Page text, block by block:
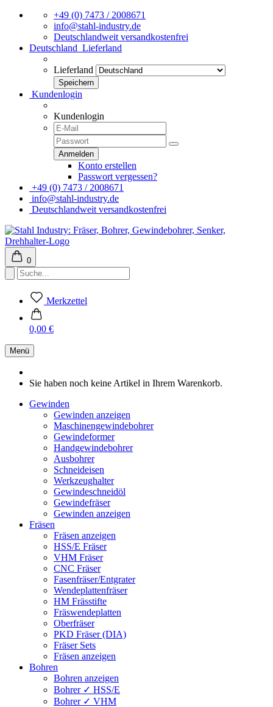
+49 (0) 7473 / 2008671
info@stahl-industry.de
Deutschlandweit versandkostenfrei
Deutschland Lieferland
Lieferland
Kundenlogin
Kundenlogin
Konto erstellen
Passwort vergessen?
+49 (0) 7473 / 2008671
info@stahl-industry.de
Deutschlandweit versandkostenfrei
0
Merkzettel
0,00 €
Menü
Sie haben noch keine Artikel in Ihrem Warenkorb.
Gewinden
Gewinden anzeigen
Maschinengewindebohrer
Gewindeformer
Handgewindebohrer
Ausbohrer
Schneideisen
Werkzeughalter
Gewindeschneidöl
Gewindefräser
Gewinden anzeigen
Fräsen
Fräsen anzeigen
HSS/E Fräser
VHM Fräser
CNC Fräser
Fasenfräser/Entgrater
Wendeplattenfräser
HM Frässtifte
Fräswendeplatten
Oberfräser
PKD Fräser (DIA)
Fräser Sets
Fräsen anzeigen
Bohren
Bohren anzeigen
Bohrer ✓ HSS/E
Bohrer ✓ VHM